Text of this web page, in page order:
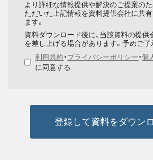
より詳細な情報提供や解決のご提案のた
ただいた上記情報を資料提供会社に共
ます。
資料ダウンロード後に、当該資料の提供
を差し上げる場合があります。予めご了
利用規約・プライバシーポリシー・個
に同意する
登録して資料をダウン